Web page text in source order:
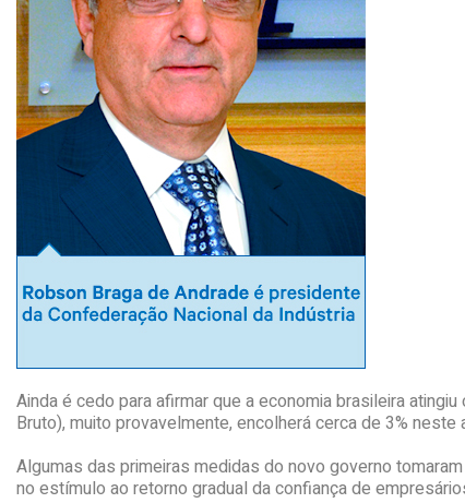
Ainda é cedo para afirmar que a economia brasileira
Bruto), muito provavelmente, encolherá cerca de 3%
Algumas das primeiras medidas do novo governo
no estímulo ao retorno gradual da confiança de